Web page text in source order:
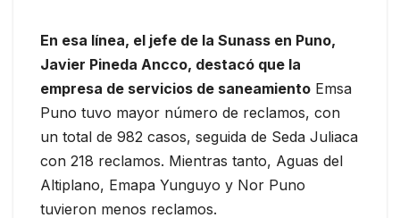
En esa línea, el jefe de la Sunass en Puno,
Javier Pineda Ancco, destacó que la
empresa de servicios de saneamiento Emsa
Puno tuvo mayor número de reclamos, con
un total de 982 casos, seguida de Seda Juliaca
con 218 reclamos. Mientras tanto, Aguas del
Altiplano, Emapa Yunguyo y Nor Puno
tuvieron menos reclamos.